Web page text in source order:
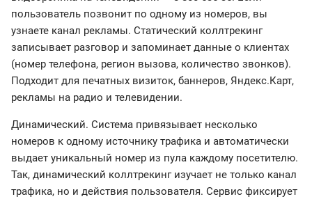
пользователь позвонит по одному из номеров, вы
узнаете канал рекламы. Статический коллтрекинг
записывает разговор и запоминает данные о клиентах
(номер телефона, регион вызова, количество звонков).
Подходит для печатных визиток, баннеров, Яндекс.Карт,
рекламы на радио и телевидении.
Динамический. Система привязывает несколько
номеров к одному источнику трафика и автоматически
выдает уникальный номер из пула каждому посетителю.
Так, динамический коллтрекинг изучает не только канал
трафика, но и действия пользователя. Сервис фиксирует